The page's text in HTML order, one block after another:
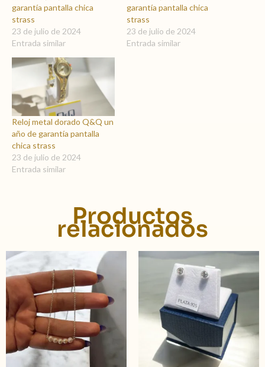
garantía pantalla chica
strass
23 de julio de 2024
Entrada similar
garantía pantalla chica
strass
23 de julio de 2024
Entrada similar
Reloj metal dorado Q&Q un
año de garantía pantalla
chica strass
23 de julio de 2024
Entrada similar
Productos
relacionados